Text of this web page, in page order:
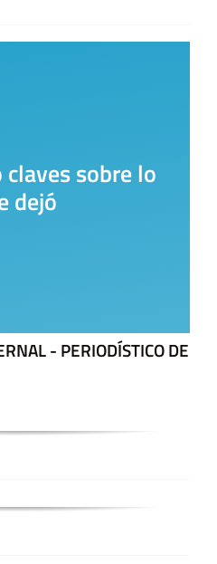
claves sobre lo
dejó
- PERIODÍSTICO DE